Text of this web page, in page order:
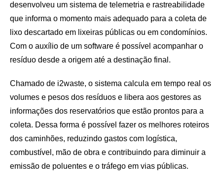
desenvolveu um sistema de telemetria e rastreabilidade
que informa o momento mais adequado para a coleta de
lixo descartado em lixeiras públicas ou em condomínios.
Com o auxílio de um software é possível acompanhar o
resíduo desde a origem até a destinação final.
Chamado de i2waste, o sistema calcula em tempo real os
volumes e pesos dos resíduos e libera aos gestores as
informações dos reservatórios que estão prontos para a
coleta. Dessa forma é possível fazer os melhores roteiros
dos caminhões, reduzindo gastos com logística,
combustível, mão de obra e contribuindo para diminuir a
emissão de poluentes e o tráfego em vias públicas.